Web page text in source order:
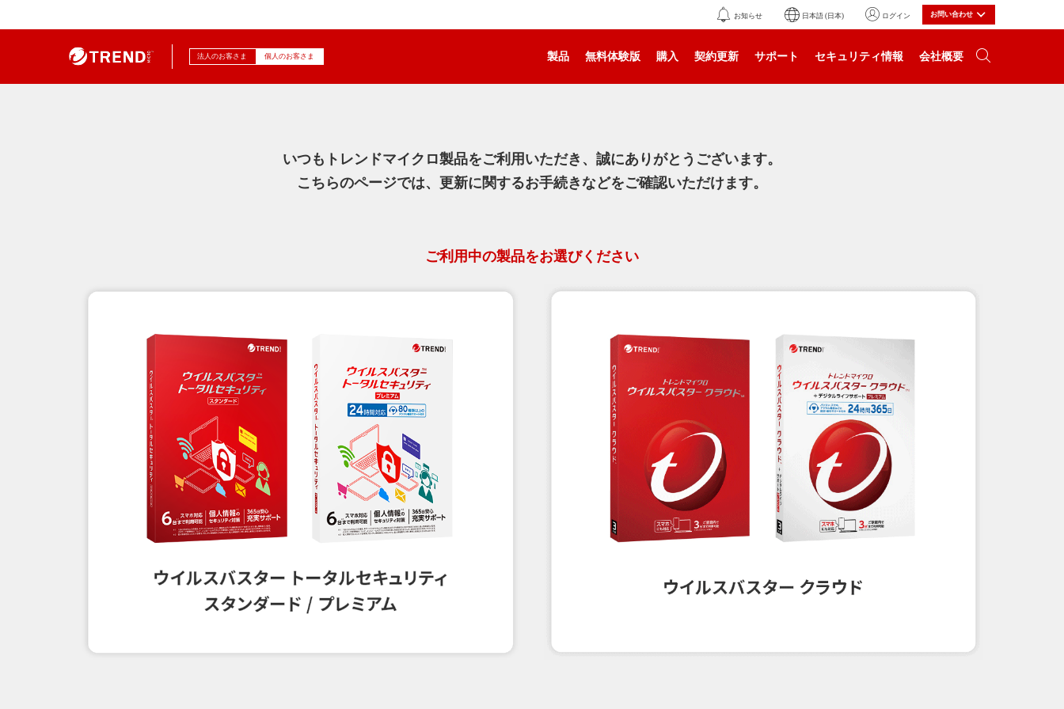
お知らせ 日本語 (日本) ログイン お問い合わせ
法人のお客さま 個人のお客さま 製品 無料体験版 購入 契約更新 サポート セキュリティ情報 会社概要
いつもトレンドマイクロ製品をご利用いただき、誠にありがとうございます。
こちらのページでは、更新に関するお手続きなどをご確認いただけます。
ご利用中の製品をお選びください